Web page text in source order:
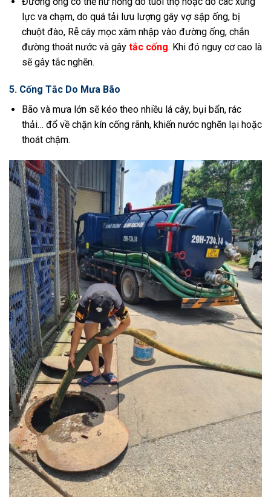
lực va chạm, do quá tải lưu lượng gây vợ sập ống, bị
chuột đào, Rễ cây mọc xâm nhập vào đường ống, chắn
đường thoát nước và gây tắc cống. Khi đó nguy cơ cao là
sẽ gây tắc nghẽn.
5. Cống Tắc Do Mưa Bão
Bão và mưa lớn sẽ kéo theo nhiều lá cây, bụi bẩn, rác
thải… đổ về chặn kín cống rãnh, khiến nước nghẽn lại hoặc
thoát chậm.